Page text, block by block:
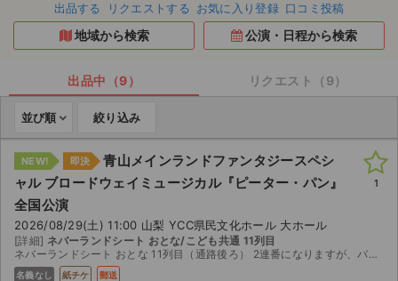
都道府県からチケットを探す
チケットのリクエスト一覧
取扱チケット
ライブ・コンサート（国内）
ライブ・コンサート（海外）
イベント
出品する リクエストする お気に入り登録 口コミ投稿
地域から検索 公演・日程から検索
出品中（9） リクエスト（9）
並び順 絞り込み
NEW! 即決
青山メインランドファンタジースペシ
ャル ブロードウェイミュージカル『ピーター・パン』
全国公演
2026/08/29(土) 11:00 山梨 YCC県民文化ホール 大ホール
[詳細] ネバーランドシート おとな/こども共通 11列目
ネバーランドシート おとな 11列目（通路後ろ） 2連番になりますが、バラ売りも検討 定価:9200円
名義なし 紙チケ 郵送
1